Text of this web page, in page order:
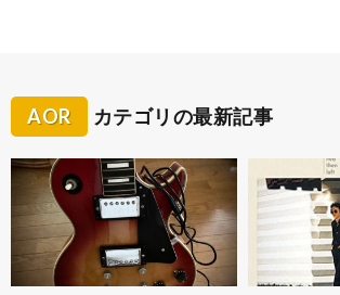
AOR カテゴリの最新記事